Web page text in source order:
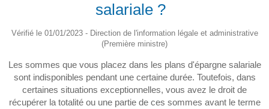
salariale ?
Vérifié le 01/01/2023 - Direction de l'information légale et administrative
(Première ministre)
Les sommes que vous placez dans les plans d'épargne salariale
sont indisponibles pendant une certaine durée. Toutefois, dans
certaines situations exceptionnelles, vous avez le droit de
récupérer la totalité ou une partie de ces sommes avant le terme